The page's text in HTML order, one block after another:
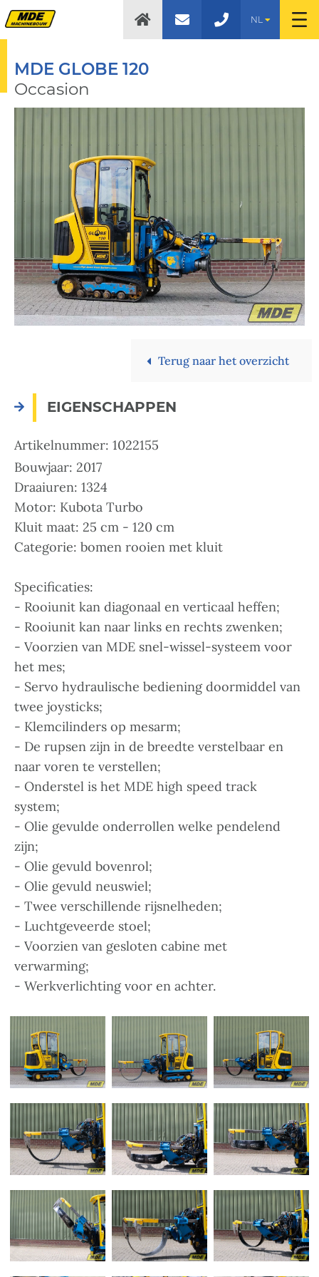
NL
MDE GLOBE 120
Occasion
Terug naar het overzicht
EIGENSCHAPPEN
Artikelnummer: 1022155
Bouwjaar: 2017
Draaiuren: 1324
Motor: Kubota Turbo
Kluit maat: 25 cm - 120 cm
Categorie: bomen rooien met kluit
Specificaties:
- Rooiunit kan diagonaal en verticaal heffen;
- Rooiunit kan naar links en rechts zwenken;
- Voorzien van MDE snel-wissel-systeem voor
het mes;
- Servo hydraulische bediening doormiddel van
twee joysticks;
- Klemcilinders op mesarm;
- De rupsen zijn in de breedte verstelbaar en
naar voren te verstellen;
- Onderstel is het MDE high speed track
system;
- Olie gevulde onderrollen welke pendelend
zijn;
- Olie gevuld bovenrol;
- Olie gevuld neuswiel;
- Twee verschillende rijsnelheden;
- Luchtgeveerde stoel;
- Voorzien van gesloten cabine met
verwarming;
- Werkverlichting voor en achter.